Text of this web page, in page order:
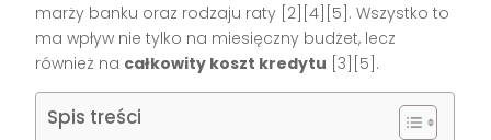
marży banku oraz rodzaju raty [2][4][5] . Wszystko to
ma wpływ nie tylko na miesięczny budżet, lecz
również na całkowity koszt kredytu [3][5] .
Spis treści